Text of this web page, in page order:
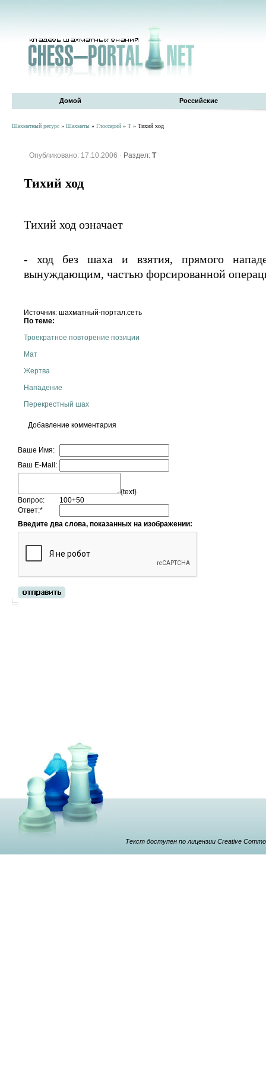
Домой Российские
Шахматный ресурс » Шахматы » Глоссарий » Т » Тихий ход
Опубликовано: 17.10.2006 · Раздел: Т
Тихий ход
Тихий ход означает
- ход без шаха и взятия, прямого
вынуждающим, частью форсированной
Источник: шахматный-портал.сеть
По теме:
Троекратное повторение позиции
Мат
Жертва
Нападение
Перекрестный шах
Добавление комментария
Ваше Имя:
Ваш E-Mail:
{text}
Вопрос:
100+50
Ответ:*
Введите два слова, показанных на изображении:
Текст доступен по лицензии Creative